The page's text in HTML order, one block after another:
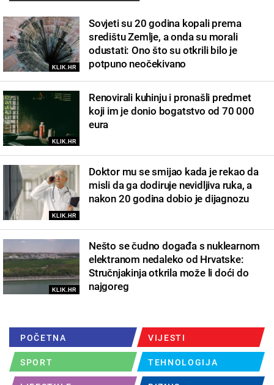
KLIK.HR
Sovjeti su 20 godina kopali prema
središtu Zemlje, a onda su morali
odustati: Ono što su otkrili bilo je
potpuno neočekivano
KLIK.HR
Renovirali kuhinju i pronašli predmet
koji im je donio bogatstvo od 70 000
eura
KLIK.HR
Doktor mu se smijao kada je rekao da
misli da ga dodiruje nevidljiva ruka, a
nakon 20 godina dobio je dijagnozu
KLIK.HR
Nešto se čudno događa s nuklearnom
elektranom nedaleko od Hrvatske:
Stručnjakinja otkrila može li doći do
najgoreg
POČETNA VIJESTI
SPORT TEHNOLOGIJA